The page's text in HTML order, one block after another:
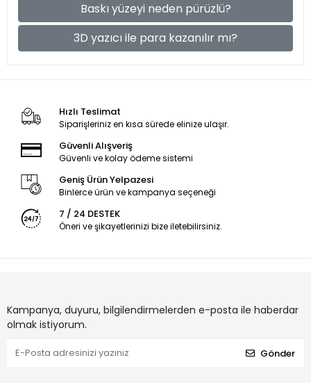
Baskı yüzeyi neden pürüzlü?
3D yazıcı ile para kazanılır mı?
Hızlı Teslimat
Siparişleriniz en kısa sürede elinize ulaşır.
Güvenli Alışveriş
Güvenli ve kolay ödeme sistemi
Geniş Ürün Yelpazesi
Binlerce ürün ve kampanya seçeneği
7 / 24 DESTEK
Öneri ve şikayetlerinizi bize iletebilirsiniz.
Kampanya, duyuru, bilgilendirmelerden e-posta ile haberdar
olmak istiyorum.
Gönder